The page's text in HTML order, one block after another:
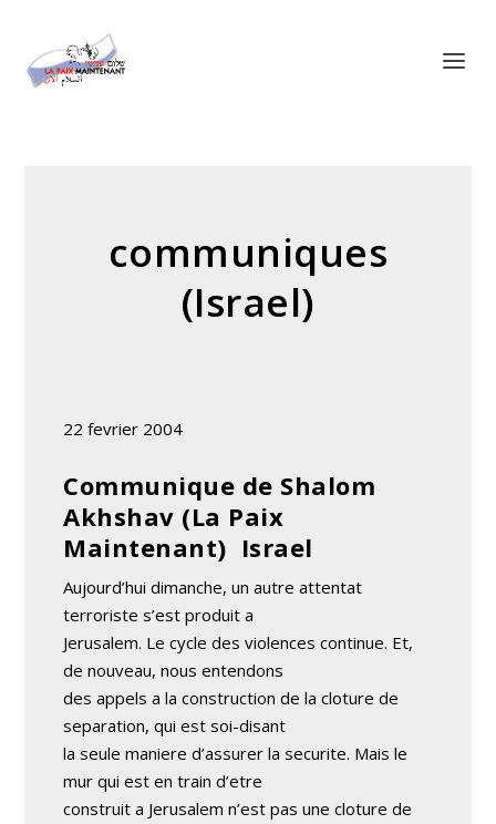
communiques
(Israel)
22 fevrier 2004
Communique de Shalom
Akhshav (La Paix
Maintenant) ­ Israel
Aujourd’hui dimanche, un autre attentat
terroriste s’est produit a
Jerusalem. Le cycle des violences continue. Et,
de nouveau, nous entendons
des appels a la construction de la cloture de
separation, qui est soi-disant
la seule maniere d’assurer la securite. Mais le
mur qui est en train d’etre
construit a Jerusalem n’est pas une cloture de